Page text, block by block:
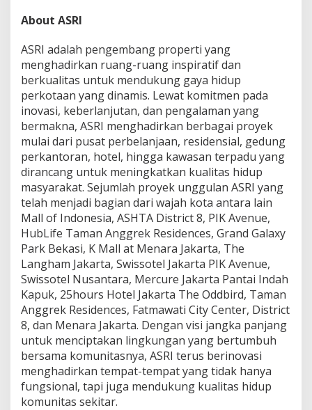
About ASRI
ASRI adalah pengembang properti yang
menghadirkan ruang-ruang inspiratif dan
berkualitas untuk mendukung gaya hidup
perkotaan yang dinamis. Lewat komitmen pada
inovasi, keberlanjutan, dan pengalaman yang
bermakna, ASRI menghadirkan berbagai proyek
mulai dari pusat perbelanjaan, residensial, gedung
perkantoran, hotel, hingga kawasan terpadu yang
dirancang untuk meningkatkan kualitas hidup
masyarakat. Sejumlah proyek unggulan ASRI yang
telah menjadi bagian dari wajah kota antara lain
Mall of Indonesia, ASHTA District 8, PIK Avenue,
HubLife Taman Anggrek Residences, Grand Galaxy
Park Bekasi, K Mall at Menara Jakarta, The
Langham Jakarta, Swissotel Jakarta PIK Avenue,
Swissotel Nusantara, Mercure Jakarta Pantai Indah
Kapuk, 25hours Hotel Jakarta The Oddbird, Taman
Anggrek Residences, Fatmawati City Center, District
8, dan Menara Jakarta. Dengan visi jangka panjang
untuk menciptakan lingkungan yang bertumbuh
bersama komunitasnya, ASRI terus berinovasi
menghadirkan tempat-tempat yang tidak hanya
fungsional, tapi juga mendukung kualitas hidup
komunitas sekitar.